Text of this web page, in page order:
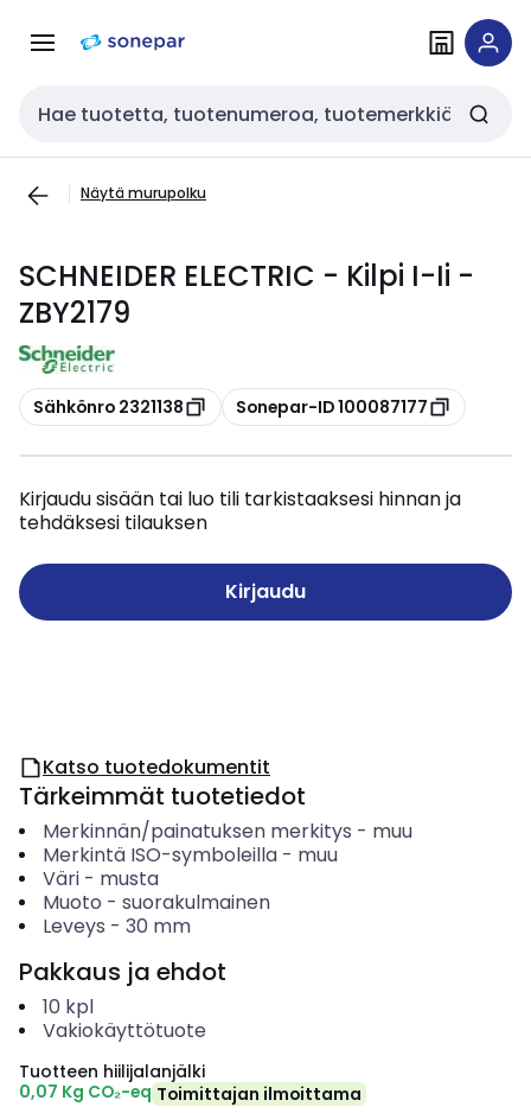
navigointiinsisältöön
Haku
Näytä murupolku
SCHNEIDER ELECTRIC - Kilpi I-Ii -
ZBY2179
Kopioi
Sähkönro 2321138 Kopioi
Sonepar-ID 100087177
Kirjaudu sisään tai luo tili tarkistaaksesi hinnan ja
tehdäksesi tilauksen
Kirjaudu
Katso tuotedokumentit
Tärkeimmät tuotetiedot
Merkinnän/painatuksen merkitys - muu
Merkintä ISO-symboleilla- muu
Väri- musta
Muoto - suorakulmainen
Leveys - 30 mm
Pakkaus ja ehdot
10 kpl
Vakiokäyttötuote
Tuotteen hiilijalanjälki
0,07 Kg CO₂-eq Toimittajan ilmoittama